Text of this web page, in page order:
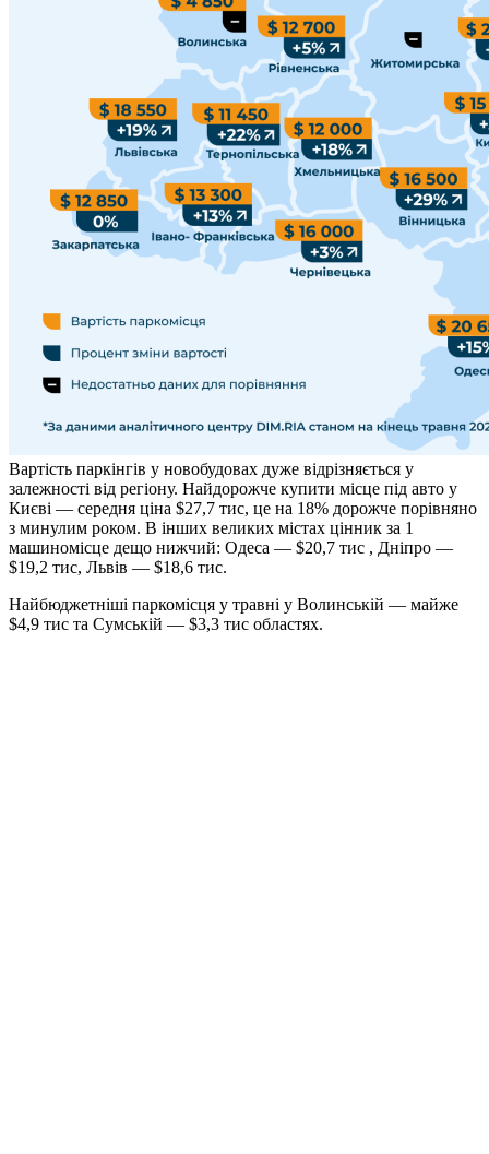
Вартість паркінгів у новобудовах дуже відрізняється у
залежності від регіону. Найдорожче купити місце під авто у
Києві — середня ціна $27,7 тис, це на 18% дорожче порівняно
з минулим роком. В інших великих містах цінник за 1
машиномісце дещо нижчий: Одеса — $20,7 тис , Дніпро —
$19,2 тис, Львів — $18,6 тис.
Найбюджетніші паркомісця у травні у Волинській — майже
$4,9 тис та Сумській — $3,3 тис областях.